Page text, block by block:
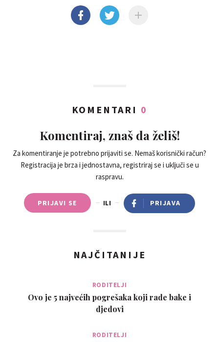
KOMENTARI 0
Komentiraj, znaš da želiš!
Za komentiranje je potrebno prijaviti se. Nemaš korisnički račun?
Registracija je brza i jednostavna, registriraj se i uključi se u
raspravu.
PRIJAVI SE ILI PRIJAVA
NAJČITANIJE
RODITELJI
Ovo je 5 najvećih pogrešaka koji rade bake i
djedovi
RODITELJI